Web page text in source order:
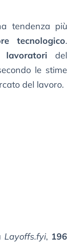
tendenza più
tecnologico.
lavoratori del
le stime
del lavoro.
Layoffs.fyi, 196